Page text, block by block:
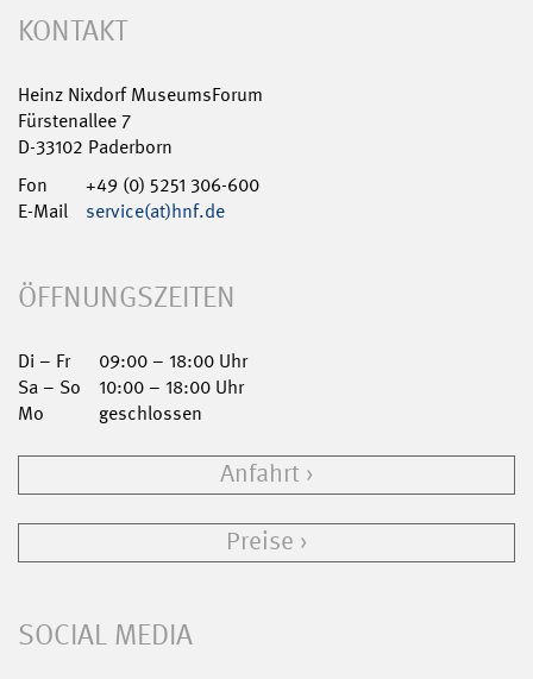
KONTAKT
Heinz Nixdorf MuseumsForum
Fürstenallee 7
D-33102 Paderborn
Fon
+49 (0) 5251 306-600
E-Mail
service(at)hnf.de
ÖFFNUNGSZEITEN
Di – Fr
09:00 – 18:00 Uhr
Sa – So
10:00 – 18:00 Uhr
Mo
geschlossen
Anfahrt
Preise
SOCIAL MEDIA